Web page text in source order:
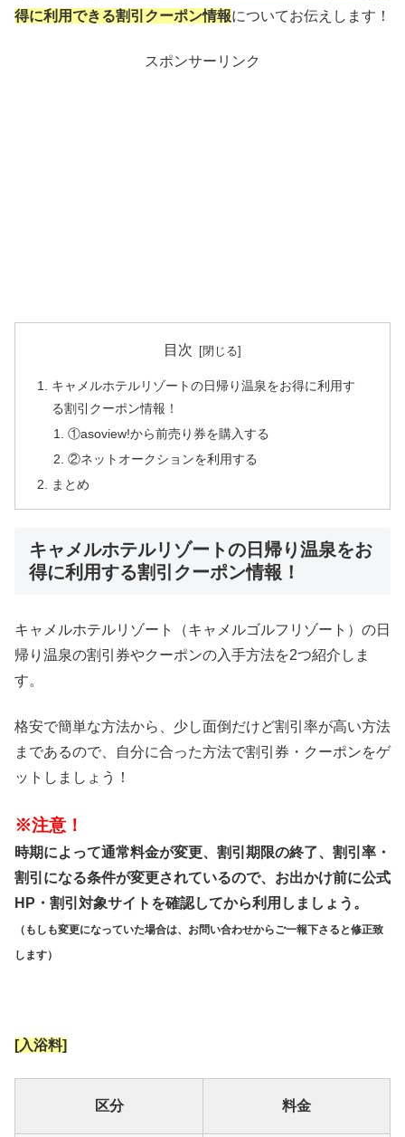
得に利用できる割引クーポン情報についてお伝えします！
スポンサーリンク
目次
キャメルホテルリゾートの日帰り温泉をお得に利用す
る割引クーポン情報！
①asoview!から前売り券を購入する
②ネットオークションを利用する
まとめ
キャメルホテルリゾートの日帰り温泉をお
得に利用する割引クーポン情報！
キャメルホテルリゾート（キャメルゴルフリゾート）の日
帰り温泉の割引券やクーポンの入手方法を2つ紹介しま
す。
格安で簡単な方法から、少し面倒だけど割引率が高い方法
まであるので、自分に合った方法で割引券・クーポンをゲ
ットしましょう！
※注意！
時期によって通常料金が変更、割引期限の終了、割引率・
割引になる条件が変更されているので、お出かけ前に公式
HP・割引対象サイトを確認してから利用しましょう。
（もしも変更になっていた場合は、お問い合わせからご一報下さると修正致
します）
[入浴料]
区分 料金